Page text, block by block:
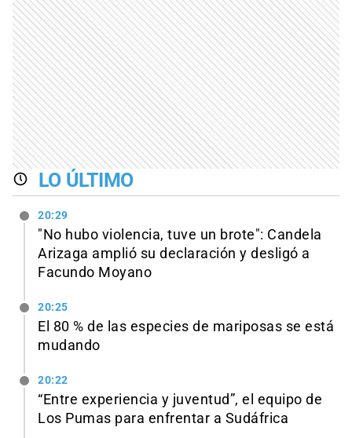
LO ÚLTIMO
20:29
"No hubo violencia, tuve un brote": Candela
Arizaga amplió su declaración y desligó a
Facundo Moyano
20:25
El 80 % de las especies de mariposas se está
mudando
20:22
“Entre experiencia y juventud”, el equipo de
Los Pumas para enfrentar a Sudáfrica